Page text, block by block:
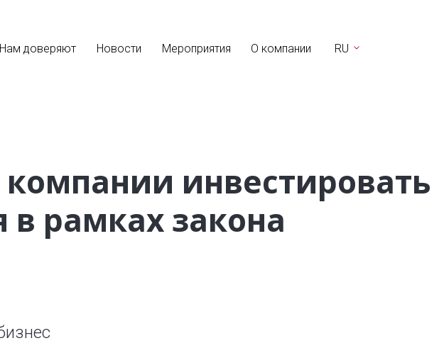
Нам доверяют Новости Мероприятия О компании RU
инвестировать
в рамках закона